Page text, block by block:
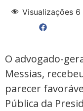
Visualizações 6
O advogado-
Messias,
parecer
Pública da